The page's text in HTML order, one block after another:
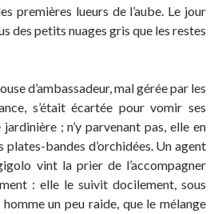
premières lueurs de l’aube. Le jour
des petits nuages gris que les restes
d’ambassadeur, mal gérée par les
s’était écartée pour vomir ses
; n’y parvenant pas, elle en
bandes d’orchidées. Un agent
vint la prier de l’accompagner
: elle le suivit docilement, sous
un peu raide, que le mélange